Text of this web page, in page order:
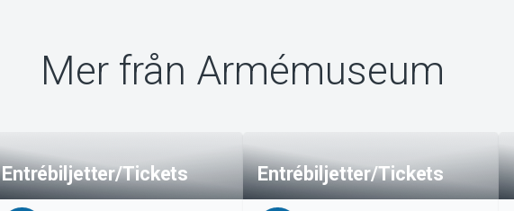
Mer från Armémuseum
Entrébiljetter/Tickets Entrébiljetter/Tickets